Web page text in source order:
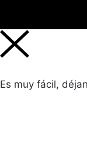
Es muy fácil,